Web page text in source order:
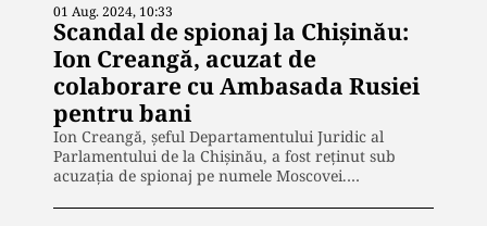
01 Aug. 2024, 10:33
Scandal de spionaj la Chișinău:
Ion Creangă, acuzat de
colaborare cu Ambasada Rusiei
pentru bani
Ion Creangă, șeful Departamentului Juridic al
Parlamentului de la Chișinău, a fost reținut sub
acuzația de spionaj pe numele Moscovei.…